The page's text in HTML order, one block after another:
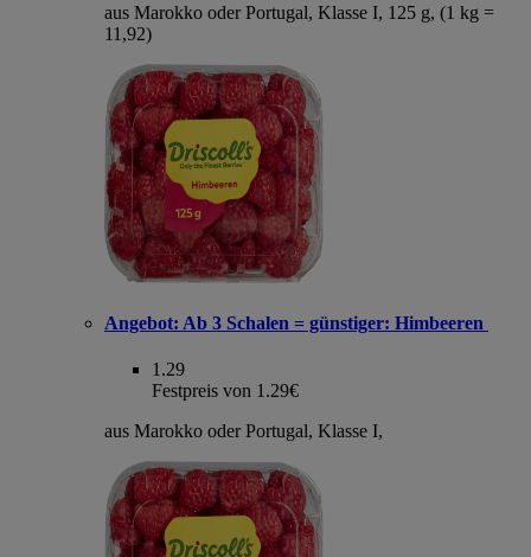
aus Marokko oder Portugal, Klasse I, 125 g, (1 kg =
11,92)
Angebot: Ab 3 Schalen = günstiger: Himbeeren
1.29
Festpreis von 1.29€
aus Marokko oder Portugal, Klasse I,